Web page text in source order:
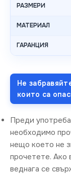
РАЗМЕРИ
МАТЕРИАЛ
ГАРАНЦИЯ
Не
които са
Преди
необходимо
нещо което не
прочетете. Ако
веднага се